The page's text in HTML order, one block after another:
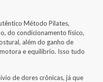
Método Pilates,
do condicionamento físico,
além do ganho de
e equilíbrio. Isso tudo
de dores crônicas, já que